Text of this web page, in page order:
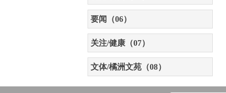
要闻（06）
关注/健康（07）
文体/橘洲文苑（08）